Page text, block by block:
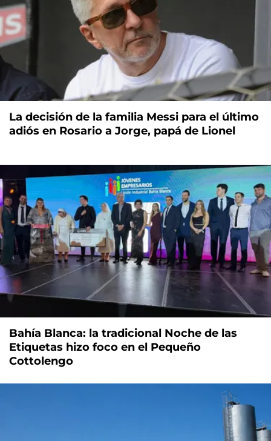
La decisión de la familia Messi para el último
adiós en Rosario a Jorge, papá de Lionel
Bahía Blanca: la tradicional Noche de las
Etiquetas hizo foco en el Pequeño
Cottolengo